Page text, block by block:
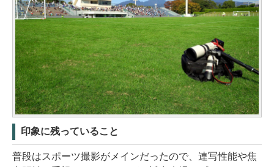
印象に残っていること
普段はスポーツ撮影がメインだったので、連写性能や焦